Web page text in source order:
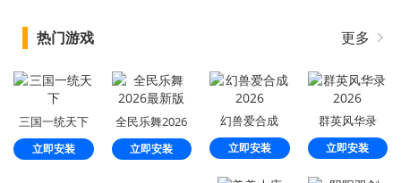
热门游戏 更多
三国一统天下
立即安装
全民乐舞2026
最新版
立即安装
幻兽爱合成
2026
立即安装
群英风华录
2026
立即安装